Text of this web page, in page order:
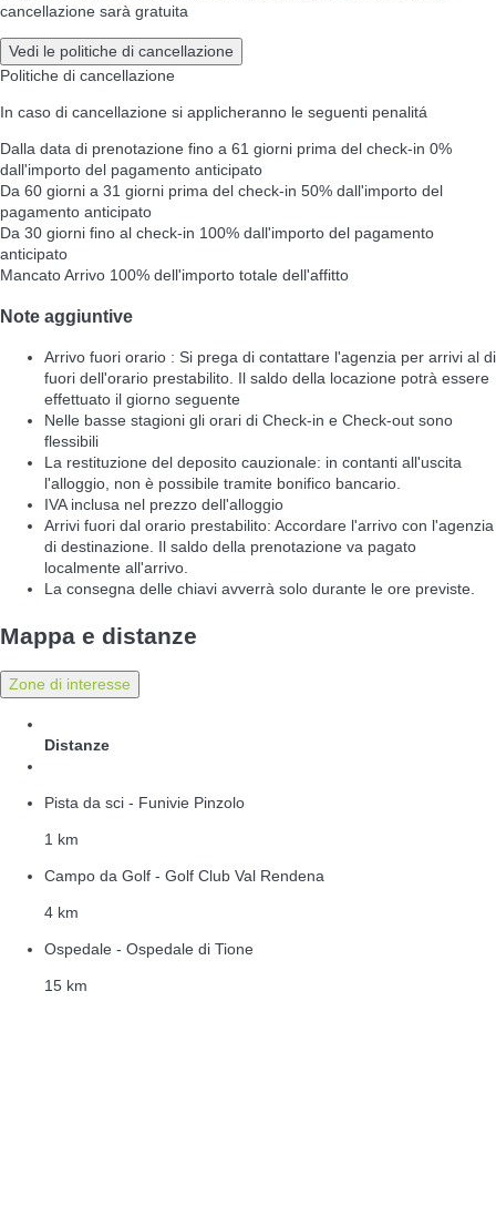
cancellazione sarà gratuita
Vedi le politiche di cancellazione
Politiche di cancellazione
In caso di cancellazione si applicheranno le seguenti penalitá
Dalla data di prenotazione fino a 61 giorni prima del check-in 0%
dall'importo del pagamento anticipato
Da 60 giorni a 31 giorni prima del check-in 50% dall'importo del
pagamento anticipato
Da 30 giorni fino al check-in 100% dall'importo del pagamento
anticipato
Mancato Arrivo 100% dell'importo totale dell'affitto
Note aggiuntive
Arrivo fuori orario : Si prega di contattare l'agenzia per arrivi al di
fuori dell'orario prestabilito. Il saldo della locazione potrà essere
effettuato il giorno seguente
Nelle basse stagioni gli orari di Check-in e Check-out sono
flessibili
La restituzione del deposito cauzionale: in contanti all'uscita
l'alloggio, non è possibile tramite bonifico bancario.
IVA inclusa nel prezzo dell'alloggio
Arrivi fuori dal orario prestabilito: Accordare l'arrivo con l'agenzia
di destinazione. Il saldo della prenotazione va pagato
localmente all'arrivo.
La consegna delle chiavi avverrà solo durante le ore previste.
Mappa e distanze
Zone di interesse
Distanze
Pista da sci - Funivie Pinzolo
1 km
Campo da Golf - Golf Club Val Rendena
4 km
Ospedale - Ospedale di Tione
15 km